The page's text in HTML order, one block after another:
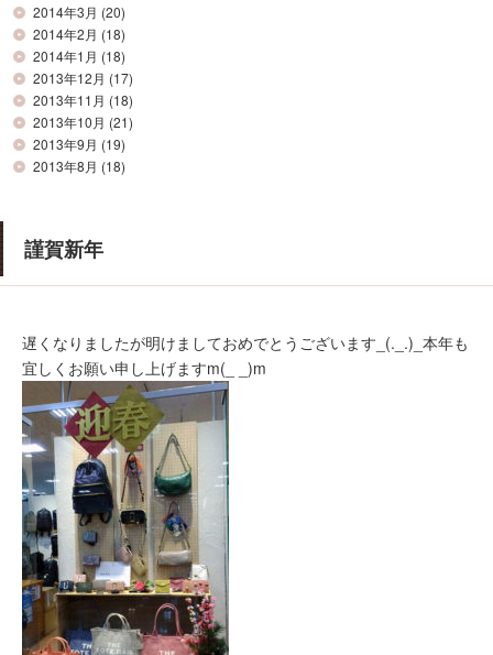
2014年3月 (20)
2014年2月 (18)
2014年1月 (18)
2013年12月 (17)
2013年11月 (18)
2013年10月 (21)
2013年9月 (19)
2013年8月 (18)
謹賀新年
遅くなりましたが明けましておめでとうございます_(._.)_本年も
宜しくお願い申し上げますm(_ _)m